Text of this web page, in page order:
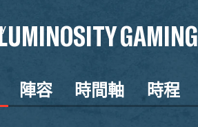
GAMING
陣容 時間軸 時程